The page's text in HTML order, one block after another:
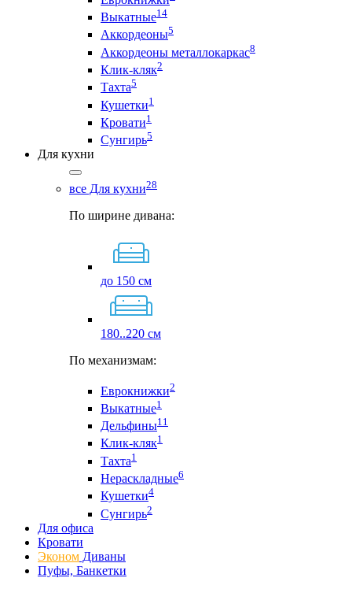
Выкатные14
Аккордеоны5
Аккордеоны металлокаркас8
Клик-кляк2
Тахта5
Кушетки1
Кровати1
Сунгирь5
Для кухни
все Для кухни28
По ширине дивана:
до 150 см
180..220 см
По механизмам:
Еврокнижки2
Выкатные1
Дельфины11
Клик-кляк1
Тахта1
Нераскладные6
Кушетки4
Сунгирь2
Для офиса
Кровати
Эконом Диваны
Пуфы, Банкетки